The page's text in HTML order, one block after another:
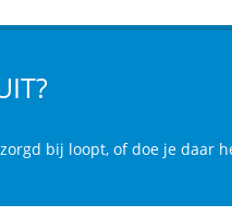
bij loopt, of doe je daar